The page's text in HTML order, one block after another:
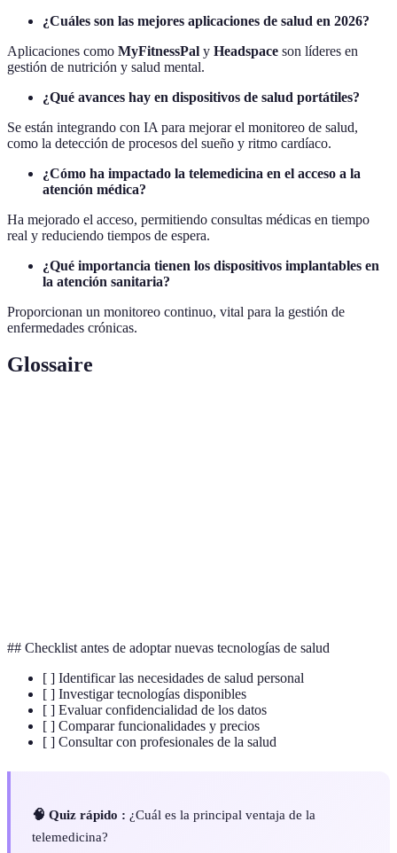
¿Cuáles son las mejores aplicaciones de salud en 2026?
Aplicaciones como MyFitnessPal y Headspace son líderes en
gestión de nutrición y salud mental.
¿Qué avances hay en dispositivos de salud portátiles?
Se están integrando con IA para mejorar el monitoreo de salud,
como la detección de procesos del sueño y ritmo cardíaco.
¿Cómo ha impactado la telemedicina en el acceso a la
atención médica?
Ha mejorado el acceso, permitiendo consultas médicas en tiempo
real y reduciendo tiempos de espera.
¿Qué importancia tienen los dispositivos implantables en
la atención sanitaria?
Proporcionan un monitoreo continuo, vital para la gestión de
enfermedades crónicas.
Glossaire
## Checklist antes de adoptar nuevas tecnologías de salud
[ ] Identificar las necesidades de salud personal
[ ] Investigar tecnologías disponibles
[ ] Evaluar confidencialidad de los datos
[ ] Comparar funcionalidades y precios
[ ] Consultar con profesionales de la salud
🧠 Quiz rápido : ¿Cuál es la principal ventaja de la
telemedicina?